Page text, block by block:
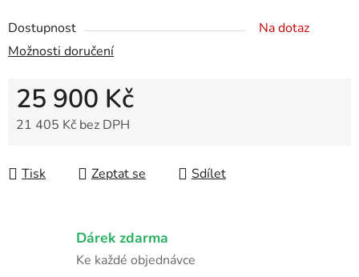
Dostupnost
Na dotaz
Možnosti doručení
25 900 Kč
21 405 Kč bez DPH
Tisk
Zeptat se Sdílet
Dárek zdarma
Ke každé objednávce